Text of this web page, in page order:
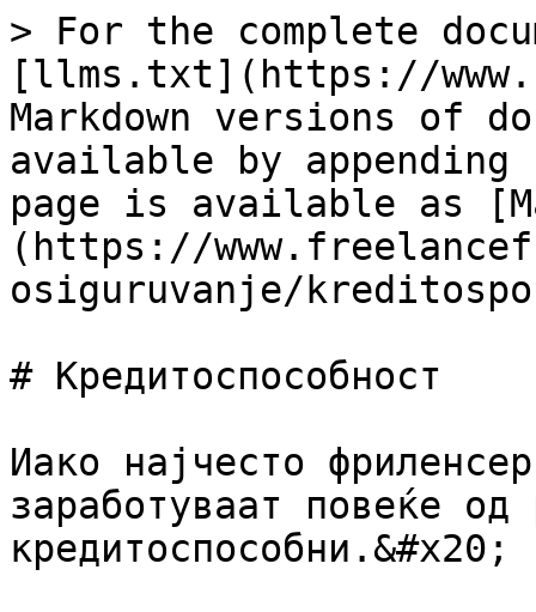
> For the complete
[llms.txt](https://
Markdown versions of
available by
page is available as
(https://
osiguruvanje/
# Кредитоспособност
Иако најчесто
заработуваат повеќе
кредитоспособни.&#x20;